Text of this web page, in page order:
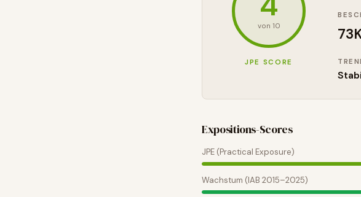
von 10
JPE SCORE
Expositions-Scores
JPE (Practical Exposure)
Wachstum (IAB 2015–2025)